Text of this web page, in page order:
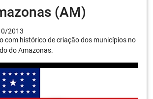
(AM)
2013
com histórico de criação dos municípios no
do Amazonas.